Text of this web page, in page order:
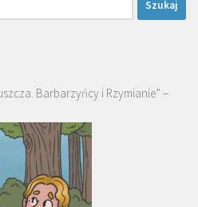
Barbarzyńcy i Rzymianie” –